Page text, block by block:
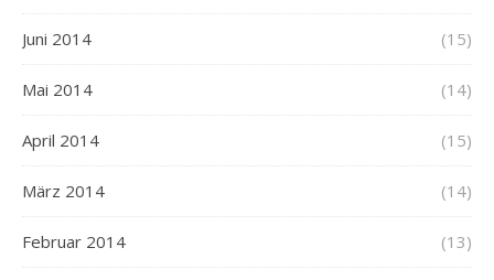
Juni 2014 (15)
Mai 2014 (14)
April 2014 (15)
März 2014 (14)
Februar 2014 (13)